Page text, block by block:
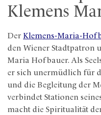
Klemens
Der Klemens-Maria-
den Wiener Stadtpatron
Maria Hofbauer. Als
er sich unermüdlich für
und die Begleitung der
verbindet Stationen
macht die Spiritualität